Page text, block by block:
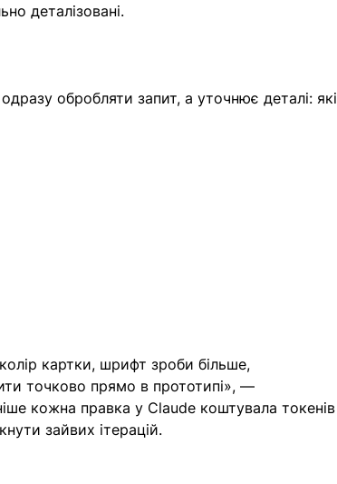
деталізовані.
обробляти запит, а уточнює деталі: які
картки, шрифт зроби більше,
точково прямо в прототипі», —
кожна правка у Claude коштувала токенів
зайвих ітерацій.